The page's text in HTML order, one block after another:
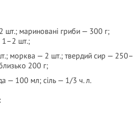
шт.; мариновані гриби — 300 г;
1–2 шт.;
морква — 2 шт.; твердий сир — 250–
200 г;
— 100 мл; сіль — 1/3 ч. л.